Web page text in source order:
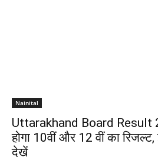
Nainital
Uttarakhand Board Result
होगा 10वीं और 12 वीं का
देखें